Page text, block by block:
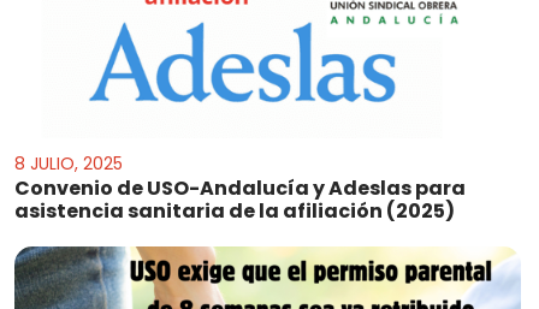
8 JULIO, 2025
Convenio de USO-Andalucía y Adeslas para
asistencia sanitaria de la afiliación (2025)